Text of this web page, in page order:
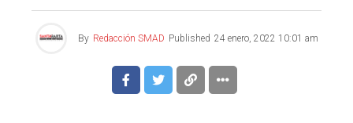
By Redacción SMAD Published 24 enero, 2022 10:01 am